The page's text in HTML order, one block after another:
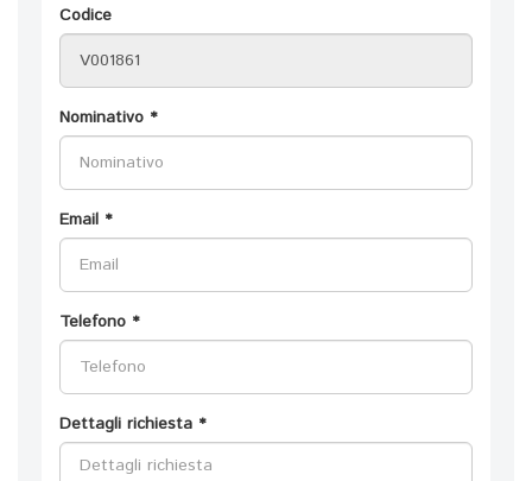
Codice
Nominativo *
Email *
Telefono *
Dettagli richiesta *